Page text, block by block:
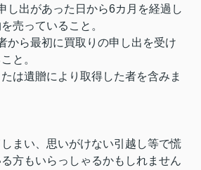
し出があった日から6カ月を経過し
売っていること。
から最初に買取りの申し出を受け
と。
たは遺贈により取得した者を含みま
まい、思いがけない引越し等で慌
方もいらっしゃるかもしれません